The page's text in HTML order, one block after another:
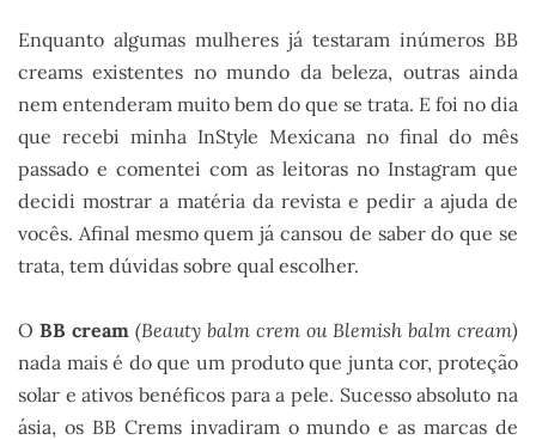
Enquanto algumas mulheres já testaram inúmeros BB
creams existentes no mundo da beleza, outras ainda
nem entenderam muito bem do que se trata. E foi no dia
que recebi minha InStyle Mexicana no final do mês
passado e comentei com as leitoras no Instagram que
decidi mostrar a matéria da revista e pedir a ajuda de
vocês. Afinal mesmo quem já cansou de saber do que se
trata, tem dúvidas sobre qual escolher.
O BB cream (Beauty balm crem ou Blemish balm cream)
nada mais é do que um produto que junta cor, proteção
solar e ativos benéficos para a pele. Sucesso absoluto na
ásia, os BB Crems invadiram o mundo e as marcas de